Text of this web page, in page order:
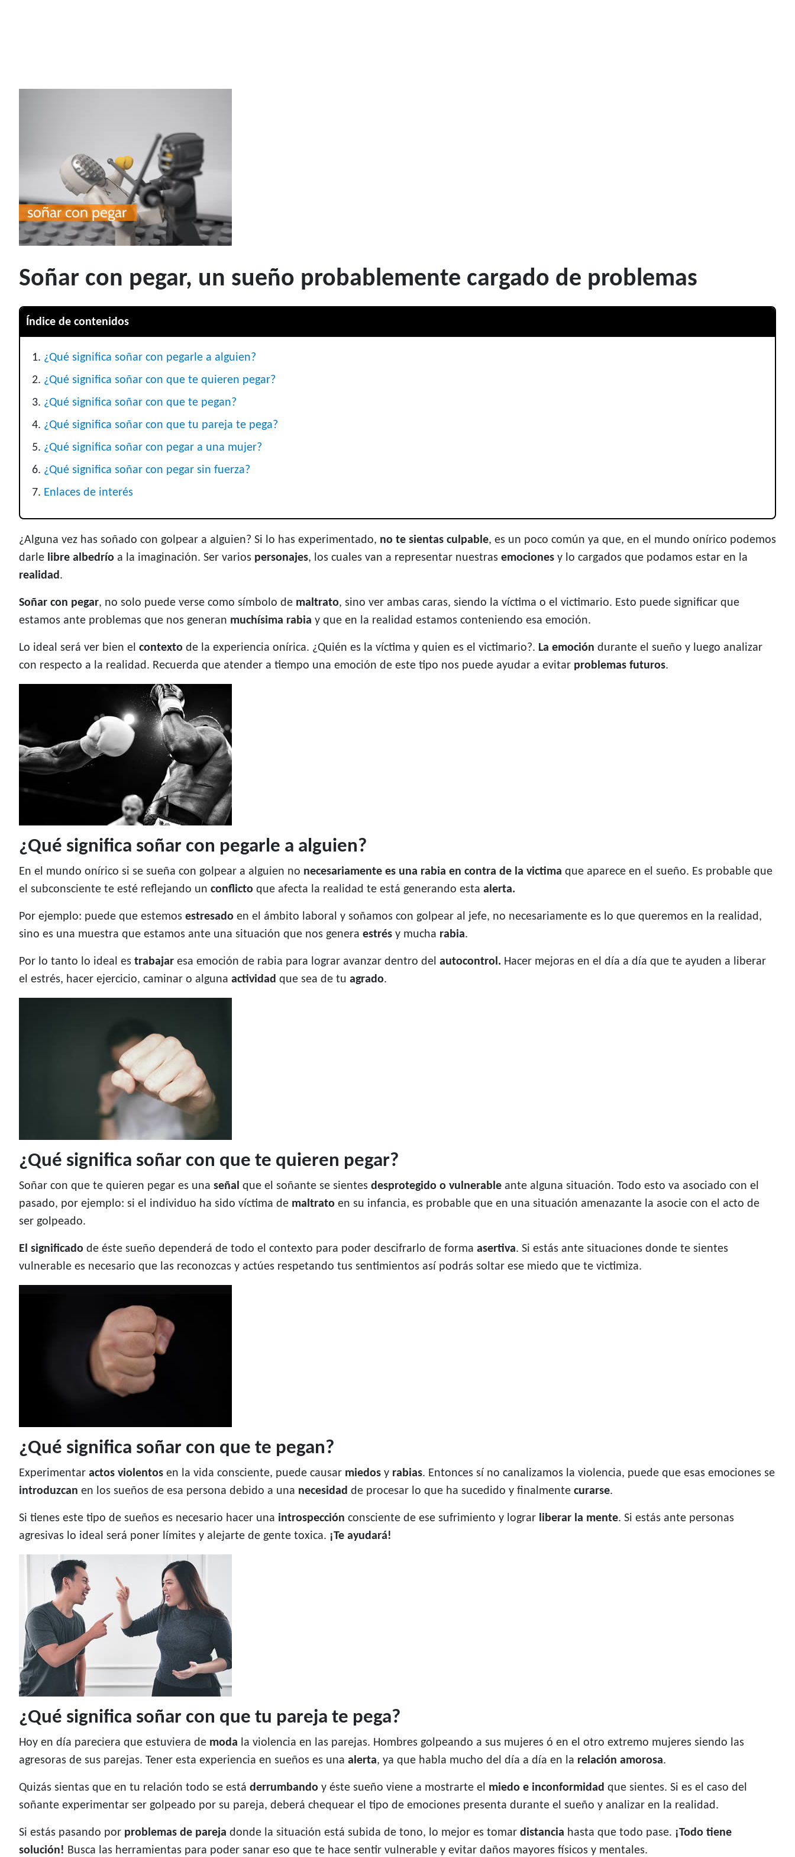
Soñar con pegar, un sueño probablemente cargado de problemas
Índice de contenidos
¿Qué significa soñar con pegarle a alguien?
¿Qué significa soñar con que te quieren pegar?
¿Qué significa soñar con que te pegan?
¿Qué significa soñar con que tu pareja te pega?
¿Qué significa soñar con pegar a una mujer?
¿Qué significa soñar con pegar sin fuerza?
Enlaces de interés
¿Alguna vez has soñado con golpear a alguien? Si lo has experimentado, no te sientas culpable, es un poco común ya que, en el mundo onírico podemos
darle libre albedrío a la imaginación. Ser varios personajes, los cuales van a representar nuestras emociones y lo cargados que podamos estar en la
realidad.
Soñar con pegar, no solo puede verse como símbolo de maltrato, sino ver ambas caras, siendo la víctima o el victimario. Esto puede significar que
estamos ante problemas que nos generan muchísima rabia y que en la realidad estamos conteniendo esa emoción.
Lo ideal será ver bien el contexto de la experiencia onírica. ¿Quién es la víctima y quien es el victimario?. La emoción durante el sueño y luego analizar
con respecto a la realidad. Recuerda que atender a tiempo una emoción de este tipo nos puede ayudar a evitar problemas futuros.
¿Qué significa soñar con pegarle a alguien?
En el mundo onírico si se sueña con golpear a alguien no necesariamente es una rabia en contra de la victima que aparece en el sueño. Es probable que
el subconsciente te esté reflejando un conflicto que afecta la realidad te está generando esta alerta.
Por ejemplo: puede que estemos estresado en el ámbito laboral y soñamos con golpear al jefe, no necesariamente es lo que queremos en la realidad,
sino es una muestra que estamos ante una situación que nos genera estrés y mucha rabia.
Por lo tanto lo ideal es trabajar esa emoción de rabia para lograr avanzar dentro del autocontrol. Hacer mejoras en el día a día que te ayuden a liberar
el estrés, hacer ejercicio, caminar o alguna actividad que sea de tu agrado.
¿Qué significa soñar con que te quieren pegar?
Soñar con que te quieren pegar es una señal que el soñante se sientes desprotegido o vulnerable ante alguna situación. Todo esto va asociado con el
pasado, por ejemplo: si el individuo ha sido víctima de maltrato en su infancia, es probable que en una situación amenazante la asocie con el acto de
ser golpeado.
El significado de éste sueño dependerá de todo el contexto para poder descifrarlo de forma asertiva. Si estás ante situaciones donde te sientes
vulnerable es necesario que las reconozcas y actúes respetando tus sentimientos así podrás soltar ese miedo que te victimiza.
¿Qué significa soñar con que te pegan?
Experimentar actos violentos en la vida consciente, puede causar miedos y rabias. Entonces sí no canalizamos la violencia, puede que esas emociones se
introduzcan en los sueños de esa persona debido a una necesidad de procesar lo que ha sucedido y finalmente curarse.
Si tienes este tipo de sueños es necesario hacer una introspección consciente de ese sufrimiento y lograr liberar la mente. Si estás ante personas
agresivas lo ideal será poner límites y alejarte de gente toxica. ¡Te ayudará!
¿Qué significa soñar con que tu pareja te pega?
Hoy en día pareciera que estuviera de moda la violencia en las parejas. Hombres golpeando a sus mujeres ó en el otro extremo mujeres siendo las
agresoras de sus parejas. Tener esta experiencia en sueños es una alerta, ya que habla mucho del día a día en la relación amorosa.
Quizás sientas que en tu relación todo se está derrumbando y éste sueño viene a mostrarte el miedo e inconformidad que sientes. Si es el caso del
soñante experimentar ser golpeado por su pareja, deberá chequear el tipo de emociones presenta durante el sueño y analizar en la realidad.
Si estás pasando por problemas de pareja donde la situación está subida de tono, lo mejor es tomar distancia hasta que todo pase. ¡Todo tiene
solución! Busca las herramientas para poder sanar eso que te hace sentir vulnerable y evitar daños mayores físicos y mentales.